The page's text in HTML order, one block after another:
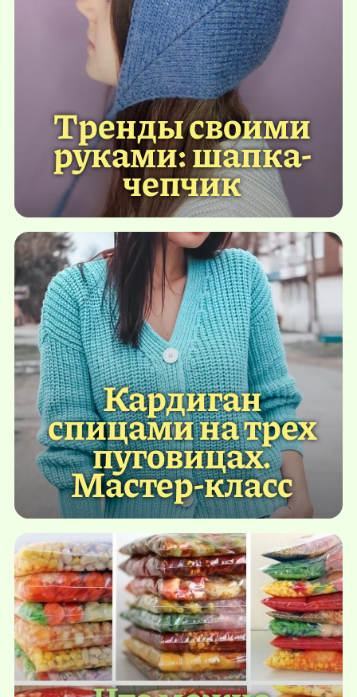
Тренды своими
руками: шапка-
чепчик
Кардиган
спицами на трех
пуговицах.
Мастер-класс